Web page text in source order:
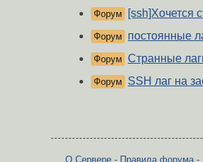
Форум [ssh]Хочется
Форум постоянные
Форум Странные
Форум SSH лаг на
О Сервере - Правила форума -